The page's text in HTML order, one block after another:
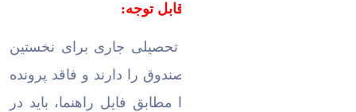
نكات قابل توجه:
-دانشجوياني كه در نیمسال تحصیلی جاری برای نخستین
بار تقاضای دریافت وام‌های صندوق را دارند و فاقد پرونده
مطابق فایل راهنما، بايد در